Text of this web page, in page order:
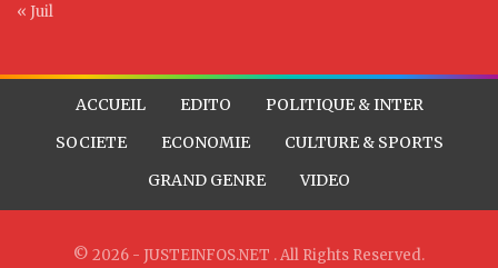
« Juil
ACCUEIL EDITO
POLITIQUE & INTER
SOCIETE
ECONOMIE
CULTURE & SPORTS
GRAND GENRE
VIDEO
© 2026 - JUSTEINFOS.NET . All Rights Reserved.